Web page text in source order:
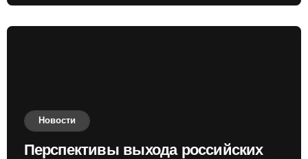
Новости
Перспективы выхода российских